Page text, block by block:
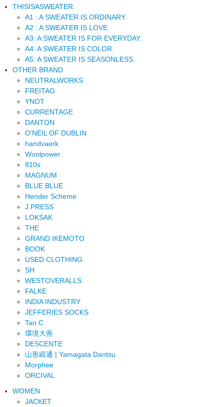
THISISASWEATER.
A1 : A SWEATER IS ORDINARY.
A2 : A SWEATER IS LOVE.
A3: A SWEATER IS FOR EVERYDAY.
A4: A SWEATER IS COLOR.
A5: A SWEATER IS SEASONLESS.
OTHER BRAND
NEUTRALWORKS
FREITAG
YNOT
CURRENTAGE
DANTON
O'NEIL OF DUBLIN
handvaerk
Woolpower
810s
MAGNUM
BLUE BLUE
Hender Scheme
J.PRESS
LOKSAK
THE
GRAND IKEMOTO
BOOK
USED CLOTHING
SH
WESTOVERALLS
FALKE
INDIA INDUSTRY
JEFFERIES SOCKS
Tan C
環境大善
DESCENTE
山形緞通 | Yamagata Dantsu
Morphee
ORCIVAL
WOMEN
JACKET